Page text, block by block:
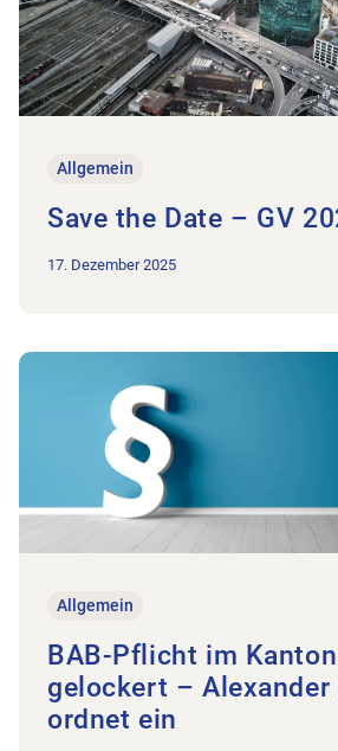
Allgemein
Save the Date – GV
17. Dezember 2025
Allgemein
BAB-Pflicht im
gelockert – Alexander
ordnet ein
Zum Beitrag BAB-Pflicht im Kanton